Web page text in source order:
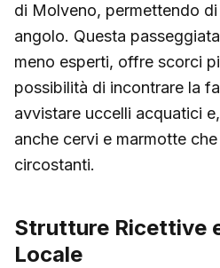
di Molveno, permettendo
angolo. Questa
meno esperti, offre scorci
possibilità di incontrare la
avvistare uccelli acquatici
anche cervi e marmotte
circostanti.
Strutture Ricettive
Locale